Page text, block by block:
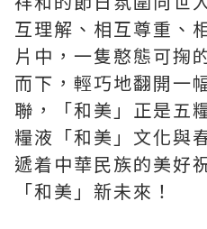
互理解、相互尊重、
片中，一隻憨態可掬
而下，輕巧地翻開一
聯，「和美」正是五
糧液「和美」文化與
遞着中華民族的美好
「和美」新未來！